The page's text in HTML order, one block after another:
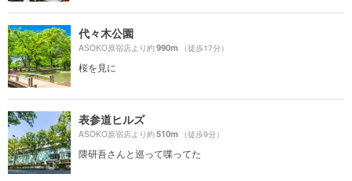
代々木公園
ASOKO原宿店より約990m （徒歩17分）
桜を見に
表参道ヒルズ
ASOKO原宿店より約510m （徒歩9分）
隈研吾さんと巡って喋ってた